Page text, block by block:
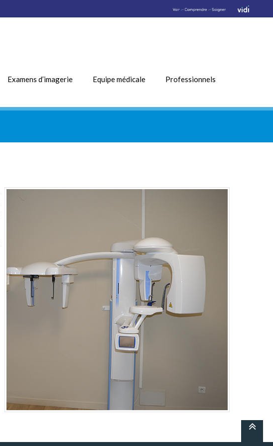
Examens d’imagerie Equipe médicale Professionnels